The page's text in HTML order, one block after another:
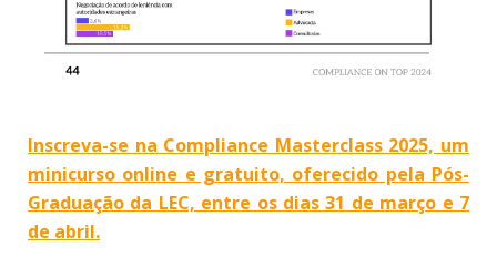
Inscreva-se na Compliance Masterclass 2025, um
minicurso online e gratuito, oferecido pela Pós-
Graduação da LEC, entre os dias 31 de março e 7
de abril.